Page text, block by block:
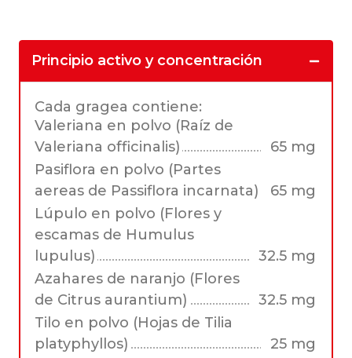
Principio activo y concentración
Cada gragea contiene:
Valeriana en polvo (Raíz de
Valeriana officinalis)
65 mg
Pasiflora en polvo (Partes
aereas de Passiflora incarnata)
65 mg
Lúpulo en polvo (Flores y
escamas de Humulus
lupulus)
32.5 mg
Azahares de naranjo (Flores
de Citrus aurantium)
32.5 mg
Tilo en polvo (Hojas de Tilia
platyphyllos)
25 mg